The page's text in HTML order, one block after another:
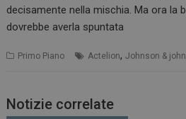
decisamente nella mischia. Ma ora la
dovrebbe averla spuntata
Primo Piano Actelion,Johnson &
Notizie correlate